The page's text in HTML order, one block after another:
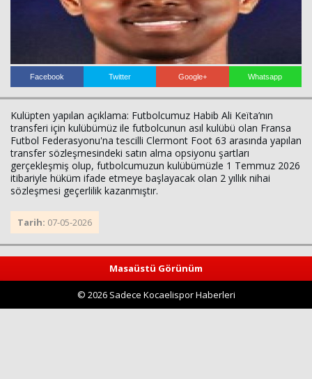
Facebook Twitter Google+ Whatsapp
Kulüpten yapılan açıklama: Futbolcumuz Habib Ali Keïta’nın
transferi için kulübümüz ile futbolcunun asıl kulübü olan Fransa
Futbol Federasyonu'na tescilli Clermont Foot 63 arasında yapılan
transfer sözleşmesindeki satın alma opsiyonu şartları
gerçekleşmiş olup, futbolcumuzun kulübümüzle 1 Temmuz 2026
itibariyle hüküm ifade etmeye başlayacak olan 2 yıllık nihai
sözleşmesi geçerlilik kazanmıştır.
Tarih: 07-05-2026
Masaüstü Görünüm
© 2026 Sadece Kocaelispor Haberleri
İLETİŞİM